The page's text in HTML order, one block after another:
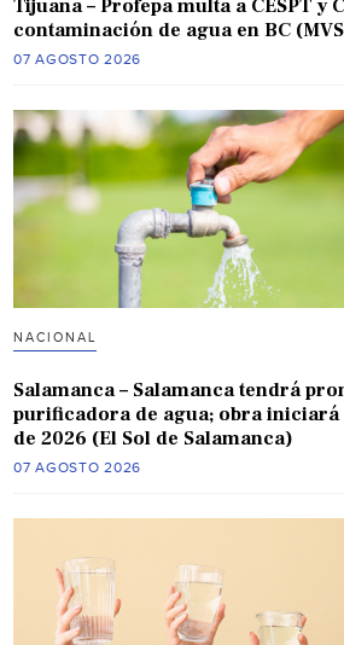
Tijuana – Profepa multa a CESPT y
contaminación de agua en BC
07 AGOSTO 2026
NACIONAL
Salamanca – Salamanca tendrá
purificadora de agua; obra
de 2026 (El Sol de Salamanca)
07 AGOSTO 2026